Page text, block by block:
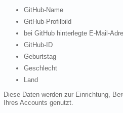
GitHub-Name
GitHub-Profilbild
bei GitHub hinterlegte E-Mail-
GitHub-ID
Geburtstag
Geschlecht
Land
Diese Daten werden zur Einrichtung,
Ihres Accounts genutzt.